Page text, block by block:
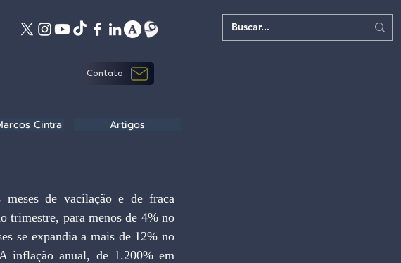
Contato
trimestre, para menos de 4% no
se expandia a mais de 12% no
inflação anual, de 1.200% em
Cintra Artigos